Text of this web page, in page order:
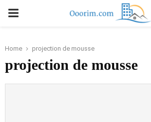
PRIMARY
Home projection de mousse
projection de mousse